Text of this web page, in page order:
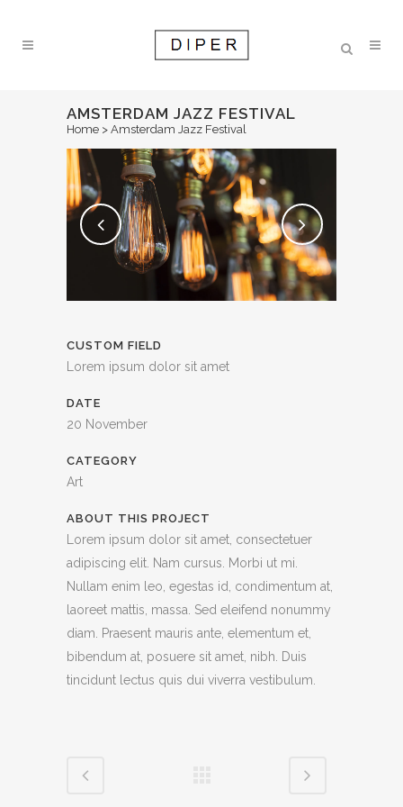
AMSTERDAM JAZZ FESTIVAL
Home > Amsterdam Jazz Festival
CUSTOM FIELD
Lorem ipsum dolor sit amet
DATE
20 November
CATEGORY
Art
ABOUT THIS PROJECT
Lorem ipsum dolor sit amet, consectetuer
adipiscing elit. Nam cursus. Morbi ut mi.
Nullam enim leo, egestas id, condimentum at,
laoreet mattis, massa. Sed eleifend nonummy
diam. Praesent mauris ante, elementum et,
bibendum at, posuere sit amet, nibh. Duis
tincidunt lectus quis dui viverra vestibulum.